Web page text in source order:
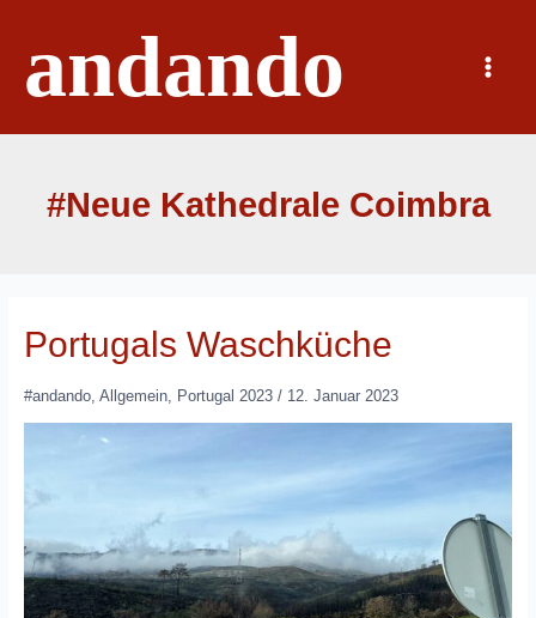
springenandando
Main
Menu
#Neue Kathedrale Coimbra
Portugals Waschküche
#andando, Allgemein, Portugal 2023/ 12. Januar 2023